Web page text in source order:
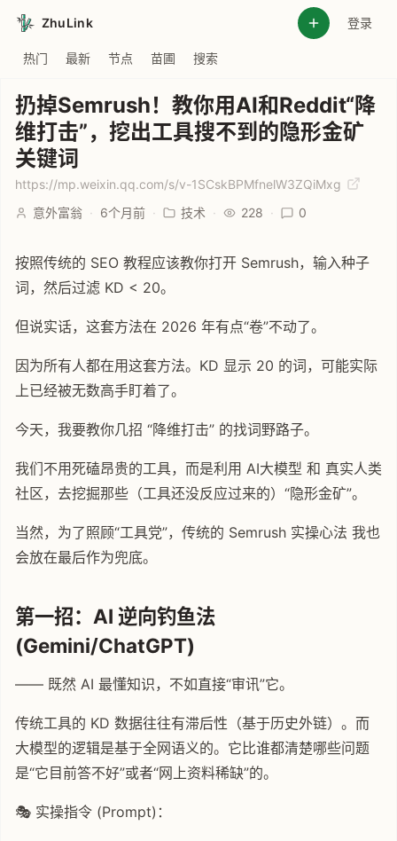
ZhuLink 登录
热门 最新 节点 苗圃 搜索
扔掉Semrush！教你用AI和Reddit“降
维打击”，挖出工具搜不到的隐形金矿
关键词
https://mp.weixin.qq.com/s/v-1SCskBPMfnelW3ZQiMxg
意外富翁 · 6个月前 · 技术 · 228 · 0
按照传统的 SEO 教程应该教你打开 Semrush，输入种子
词，然后过滤 KD < 20。
但说实话，这套方法在 2026 年有点“卷”不动了。
因为所有人都在用这套方法。KD 显示 20 的词，可能实际
上已经被无数高手盯着了。
今天，我要教你几招 “降维打击” 的找词野路子。
我们不用死磕昂贵的工具，而是利用 AI大模型 和 真实人类
社区，去挖掘那些（工具还没反应过来的）“隐形金矿”。
当然，为了照顾“工具党”，传统的 Semrush 实操心法 我也
会放在最后作为兜底。
第一招：AI 逆向钓鱼法
(Gemini/ChatGPT)
—— 既然 AI 最懂知识，不如直接“审讯”它。
传统工具的 KD 数据往往有滞后性（基于历史外链）。而
大模型的逻辑是基于全网语义的。它比谁都清楚哪些问题
是“它目前答不好”或者“网上资料稀缺”的。
🎭 实操指令 (Prompt)：